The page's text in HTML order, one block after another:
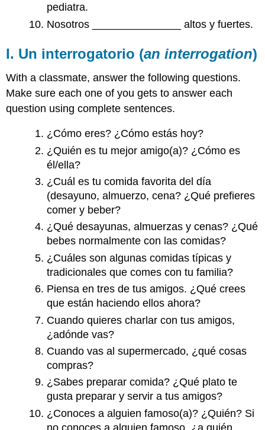
pediatra.
Nosotros _______________ altos y fuertes.
I. Un interrogatorio (an interrogation)
With a classmate, answer the following questions.
Make sure each one of you gets to answer each
question using complete sentences.
¿Cómo eres? ¿Cómo estás hoy?
¿Quién es tu mejor amigo(a)? ¿Cómo es
él/ella?
¿Cuál es tu comida favorita del día
(desayuno, almuerzo, cena? ¿Qué prefieres
comer y beber?
¿Qué desayunas, almuerzas y cenas? ¿Qué
bebes normalmente con las comidas?
¿Cuáles son algunas comidas típicas y
tradicionales que comes con tu familia?
Piensa en tres de tus amigos. ¿Qué crees
que están haciendo ellos ahora?
Cuando quieres charlar con tus amigos,
¿adónde vas?
Cuando vas al supermercado, ¿qué cosas
compras?
¿Sabes preparar comida? ¿Qué plato te
gusta preparar y servir a tus amigos?
¿Conoces a alguien famoso(a)? ¿Quién? Si
no conoces a alguien famoso, ¿a quién